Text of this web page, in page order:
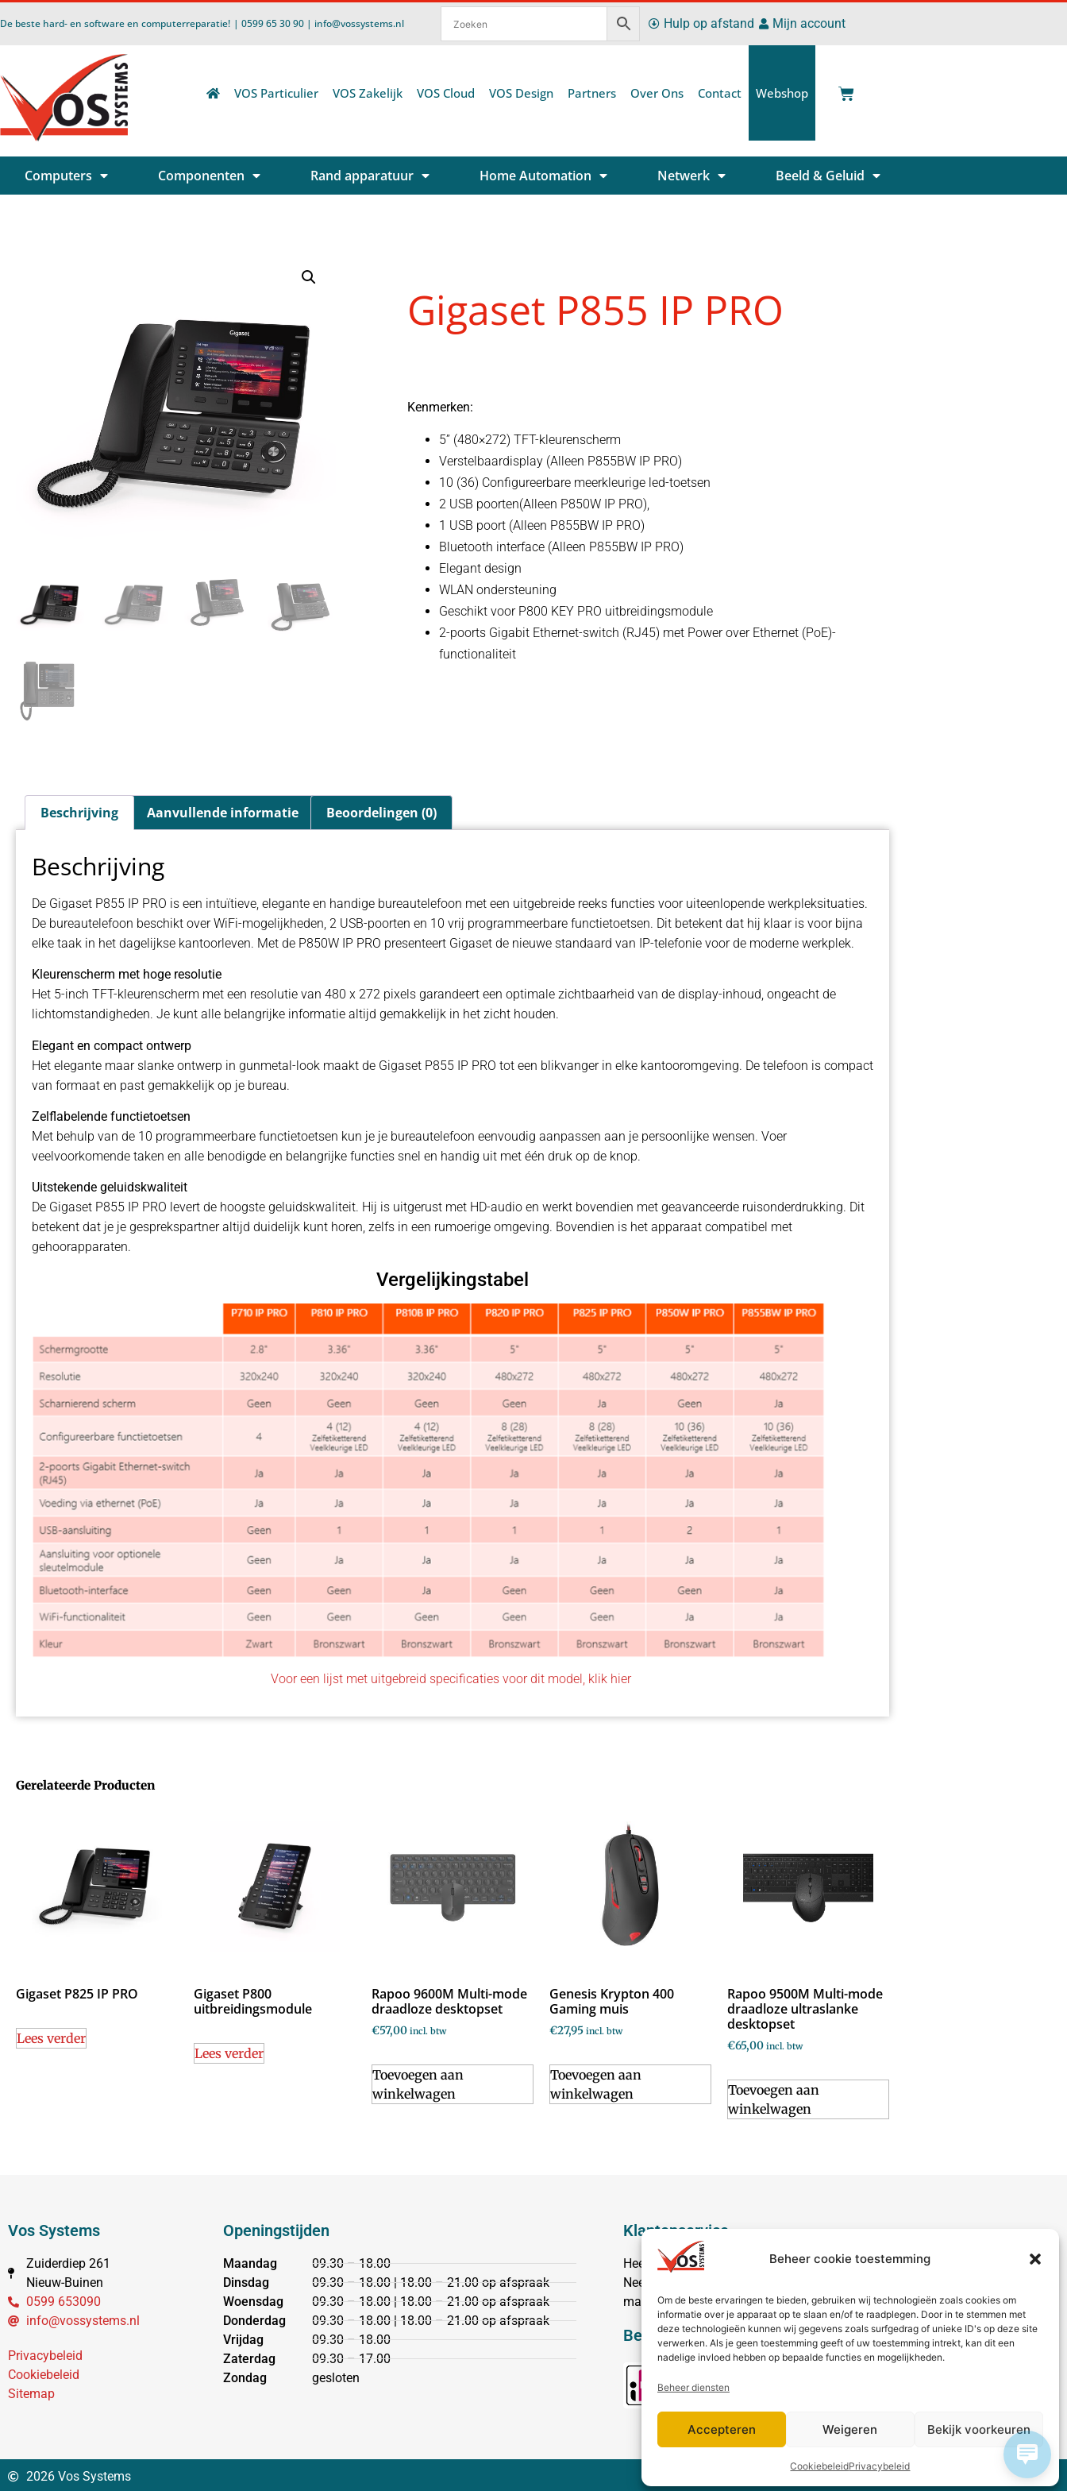
Beheer cookie toestemming
Om de beste ervaringen te bieden, gebruiken wij technologieën zoals cookies om
informatie over je apparaat op te slaan en/of te raadplegen. Door in te stemmen met
deze technologieën kunnen wij gegevens zoals surfgedrag of unieke ID's op deze site
verwerken. Als je geen toestemming geeft of uw toestemming intrekt, kan dit een
nadelige invloed hebben op bepaalde functies en mogelijkheden.
Beheer diensten
Accepteren Weigeren Bekijk voorkeuren
CookiebeleidPrivacybeleid
De beste hard- en software en computerreparatie! | 0599 65 30 90 | info@vossystems.nl Hulp op afstand Mijn account
VOS Particulier VOS Zakelijk VOS Cloud VOS Design Partners Over Ons Contact Webshop
Computers Componenten Rand apparatuur Home Automation Netwerk Beeld & Geluid
Gigaset P855 IP PRO
Kenmerken:
5” (480×272) TFT-kleurenscherm
Verstelbaardisplay (Alleen P855BW IP PRO)
10 (36) Configureerbare meerkleurige led-toetsen
2 USB poorten(Alleen P850W IP PRO),
1 USB poort (Alleen P855BW IP PRO)
Bluetooth interface (Alleen P855BW IP PRO)
Elegant design
WLAN ondersteuning
Geschikt voor P800 KEY PRO uitbreidingsmodule
2-poorts Gigabit Ethernet-switch (RJ45) met Power over Ethernet (PoE)-
functionaliteit
Beschrijving Aanvullende informatie Beoordelingen (0)
Beschrijving
De Gigaset P855 IP PRO is een intuïtieve, elegante en handige bureautelefoon met een uitgebreide reeks functies voor uiteenlopende werkpleksituaties.
De bureautelefoon beschikt over WiFi-mogelijkheden, 2 USB-poorten en 10 vrij programmeerbare functietoetsen. Dit betekent dat hij klaar is voor bijna
elke taak in het dagelijkse kantoorleven. Met de P850W IP PRO presenteert Gigaset de nieuwe standaard van IP-telefonie voor de moderne werkplek.
Kleurenscherm met hoge resolutie
Het 5-inch TFT-kleurenscherm met een resolutie van 480 x 272 pixels garandeert een optimale zichtbaarheid van de display-inhoud, ongeacht de
lichtomstandigheden. Je kunt alle belangrijke informatie altijd gemakkelijk in het zicht houden.
Elegant en compact ontwerp
Het elegante maar slanke ontwerp in gunmetal-look maakt de Gigaset P855 IP PRO tot een blikvanger in elke kantooromgeving. De telefoon is compact
van formaat en past gemakkelijk op je bureau.
Zelflabelende functietoetsen
Met behulp van de 10 programmeerbare functietoetsen kun je je bureautelefoon eenvoudig aanpassen aan je persoonlijke wensen. Voer
veelvoorkomende taken en alle benodigde en belangrijke functies snel en handig uit met één druk op de knop.
Uitstekende geluidskwaliteit
De Gigaset P855 IP PRO levert de hoogste geluidskwaliteit. Hij is uitgerust met HD-audio en werkt bovendien met geavanceerde ruisonderdrukking. Dit
betekent dat je je gesprekspartner altijd duidelijk kunt horen, zelfs in een rumoerige omgeving. Bovendien is het apparaat compatibel met
gehoorapparaten.
Vergelijkingstabel
Voor een lijst met uitgebreid specificaties voor dit model, klik hier
Gerelateerde Producten
Gigaset P825 IP PRO
Lees verder
Gigaset P800
uitbreidingsmodule
Lees verder
Rapoo 9600M Multi-mode
draadloze desktopset
€57,00 incl. btw
Toevoegen aan
winkelwagen
Genesis Krypton 400
Gaming muis
€27,95 incl. btw
Toevoegen aan
winkelwagen
Rapoo 9500M Multi-mode
draadloze ultraslanke
desktopset
€65,00 incl. btw
Toevoegen aan
winkelwagen
Vos Systems
Zuiderdiep 261
Nieuw-Buinen
0599 653090
info@vossystems.nl
Privacybeleid
Cookiebeleid
Sitemap
Openingstijden
Maandag
Dinsdag
Woensdag
Donderdag
Vrijdag
Zaterdag
Zondag
09.30 – 18.00
09.30 – 18.00 | 18.00 – 21.00 op afspraak
09.30 – 18.00 | 18.00 – 21.00 op afspraak
09.30 – 18.00 | 18.00 – 21.00 op afspraak
09.30 – 18.00
09.30 – 17.00
gesloten
Klantenservice
Heeft u een vraag?
Neem dan contact met ons op via telefoon of
mail.
Bezorging & betaling
2026 Vos Systems